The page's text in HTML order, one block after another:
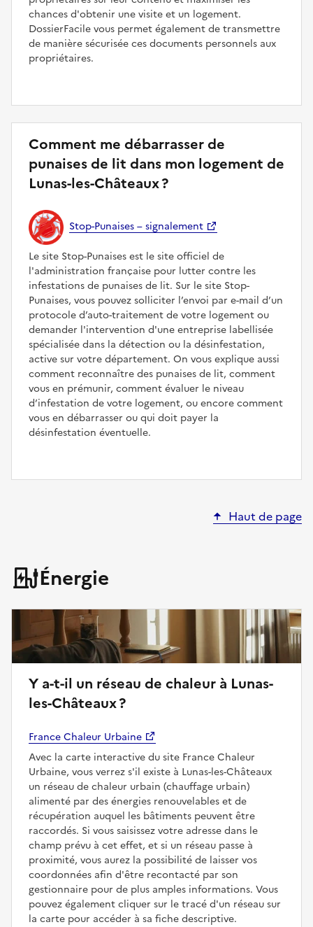
chances d'obtenir une visite et un logement.
DossierFacile vous permet également de transmettre
de manière sécurisée ces documents personnels aux
propriétaires.
Comment me débarrasser de
punaises de lit dans mon logement de
Lunas-les-Châteaux ?
Stop-Punaises – signalement
Le site Stop-Punaises est le site officiel de
l'administration française pour lutter contre les
infestations de punaises de lit. Sur le site Stop-
Punaises, vous pouvez solliciter l’envoi par e-mail d’un
protocole d’auto-traitement de votre logement ou
demander l'intervention d'une entreprise labellisée
spécialisée dans la détection ou la désinfestation,
active sur votre département. On vous explique aussi
comment reconnaître des punaises de lit, comment
vous en prémunir, comment évaluer le niveau
d’infestation de votre logement, ou encore comment
vous en débarrasser ou qui doit payer la
désinfestation éventuelle.
Haut de page
Énergie
Y a-t-il un réseau de chaleur à Lunas-
les-Châteaux ?
France Chaleur Urbaine
Avec la carte interactive du site France Chaleur
Urbaine, vous verrez s'il existe à Lunas-les-Châteaux
un réseau de chaleur urbain (chauffage urbain)
alimenté par des énergies renouvelables et de
récupération auquel les bâtiments peuvent être
raccordés. Si vous saisissez votre adresse dans le
champ prévu à cet effet, et si un réseau passe à
proximité, vous aurez la possibilité de laisser vos
coordonnées afin d'être recontacté par son
gestionnaire pour de plus amples informations. Vous
pouvez également cliquer sur le tracé d'un réseau sur
la carte pour accéder à sa fiche descriptive.